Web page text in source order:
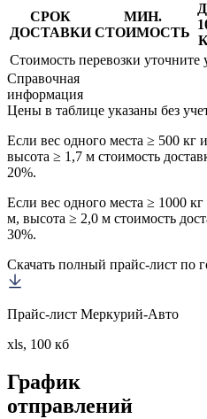
СРОК
ДОСТАВКИ
МИН.
СТОИМОСТЬ
Стоимость перевозки уточните
Справочная
информация
Цены в таблице указаны без
Если вес одного места ≥ 500
высота ≥ 1,7 м стоимость
20%.
Если вес одного места ≥ 1000
м, высота ≥ 2,0 м стоимость
30%.
Скачать полный прайс-лист по
Прайс-лист Меркурий-Авто
xls, 100 кб
График
отправлений